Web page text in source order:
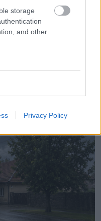
storage
and other
Privacy Policy
–